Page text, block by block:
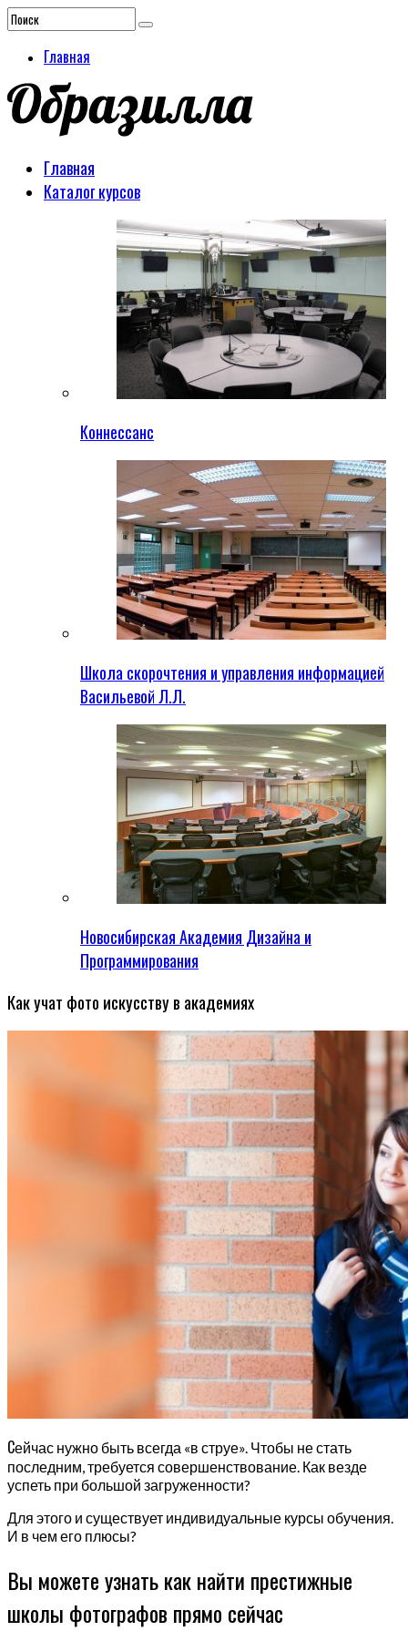
Главная
Главная
Каталог курсов
Коннессанс
Школа скорочтения и управления информацией
Васильевой Л.Л.
Новосибирская Академия Дизайна и
Программирования
Как учат фото искусству в академиях
Сейчас нужно быть всегда «в струе». Чтобы не стать
последним, требуется совершенствование. Как везде
успеть при большой загруженности?
Для этого и существует индивидуальные курсы обучения.
И в чем его плюсы?
Вы можете узнать как найти престижные
школы фотографов прямо сейчас